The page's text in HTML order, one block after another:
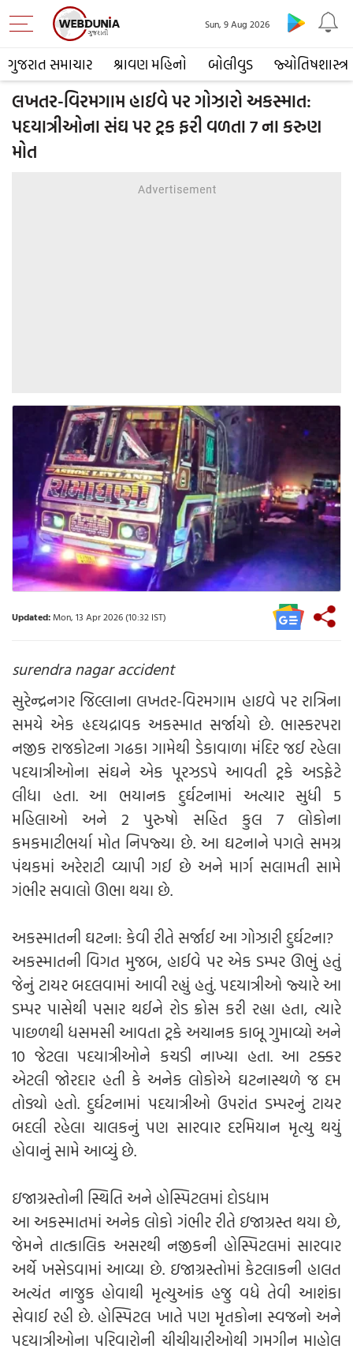
ગુજરાત સમાચાર શ્રાવણ મહિનો બોલીવુડ જ્યોતિષશાસ્ત્ર
Sun, 9 Aug 2026
લખતર-વિરમગામ હાઈવે પર ગોઝારો અકસ્માત:
પદયાત્રીઓના સંઘ પર ટ્રક ફરી વળતા 7 ના કરુણ
મોત
Updated:Mon, 13 Apr 2026 (10:32 IST)
surendra nagar accident
સુરેન્દ્રનગર જિલ્લાના લખતર-વિરમગામ હાઇવે પર રાત્રિના
સમયે એક હૃદયદ્રાવક અકસ્માત સર્જાયો છે. ભાસ્કરપરા
નજીક રાજકોટના ગઢકા ગામેથી ડેકાવાળા મંદિર જઈ રહેલા
પદયાત્રીઓના સંઘને એક પૂરઝડપે આવતી ટ્રકે અડફેટે
લીધા હતા. આ ભયાનક દુર્ઘટનામાં અત્યાર સુધી 5
મહિલાઓ અને 2 પુરુષો સહિત કુલ 7 લોકોના
કમકમાટીભર્યા મોત નિપજ્યા છે. આ ઘટનાને પગલે સમગ્ર
પંથકમાં અરેરાટી વ્યાપી ગઈ છે અને માર્ગ સલામતી સામે
ગંભીર સવાલો ઊભા થયા છે.
અકસ્માતની ઘટના: કેવી રીતે સર્જાઈ આ ગોઝારી દુર્ઘટના?
અકસ્માતની વિગત મુજબ, હાઈવે પર એક ડમ્પર ઊભું હતું
જેનું ટાયર બદલવામાં આવી રહ્યું હતું. પદયાત્રીઓ જ્યારે આ
ડમ્પર પાસેથી પસાર થઈને રોડ ક્રોસ કરી રહ્યા હતા, ત્યારે
પાછળથી ધસમસી આવતા ટ્રકે અચાનક કાબૂ ગુમાવ્યો અને
10 જેટલા પદયાત્રીઓને કચડી નાખ્યા હતા. આ ટક્કર
એટલી જોરદાર હતી કે અનેક લોકોએ ઘટનાસ્થળે જ દમ
તોડ્યો હતો. દુર્ઘટનામાં પદયાત્રીઓ ઉપરાંત ડમ્પરનું ટાયર
બદલી રહેલા ચાલકનું પણ સારવાર દરમિયાન મૃત્યુ થયું
હોવાનું સામે આવ્યું છે.
ઇજાગ્રસ્તોની સ્થિતિ અને હોસ્પિટલમાં દોડધામ
આ અકસ્માતમાં અનેક લોકો ગંભીર રીતે ઇજાગ્રસ્ત થયા છે,
જેમને તાત્કાલિક અસરથી નજીકની હોસ્પિટલમાં સારવાર
અર્થે ખસેડવામાં આવ્યા છે. ઇજાગ્રસ્તોમાં કેટલાકની હાલત
અત્યંત નાજુક હોવાથી મૃત્યુઆંક હજુ વધે તેવી આશંકા
સેવાઈ રહી છે. હોસ્પિટલ ખાતે પણ મૃતકોના સ્વજનો અને
પદયાત્રીઓના પરિવારોની ચીચીયારીઓથી ગમગીન માહોલ